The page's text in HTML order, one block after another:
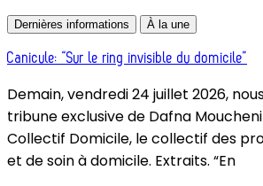
Dernières informations À la une
Canicule: “Sur le ring invisible du domicile”
Demain, vendredi 24 juillet 2026,
tribune exclusive de Dafna
Collectif Domicile, le collectif des
et de soin à domicile. Extraits. “En